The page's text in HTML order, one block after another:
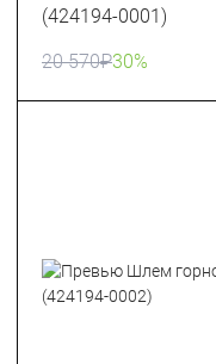
(424194-0001)
20 570₽30%